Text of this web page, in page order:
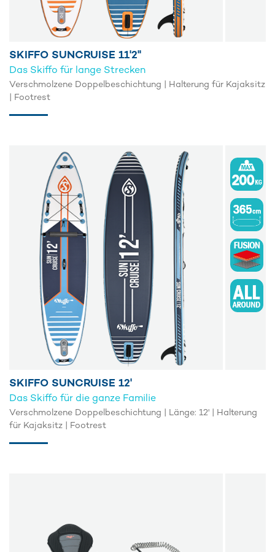
SKIFFO SUNCRUISE 11'2''
Das Skiffo für lange Strecken
Verschmolzene Doppelbeschichtung | Halterung für Kajaksitz
| Footrest
SKIFFO SUNCRUISE 12'
Das Skiffo für die ganze Familie
Verschmolzene Doppelbeschichtung | Länge: 12' | Halterung
für Kajaksitz | Footrest